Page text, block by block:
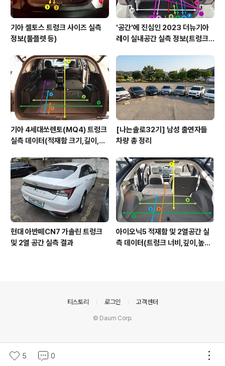
기아 셀토스 트렁크 사이즈 실측
정보(풀플렛 등)
'공간'에 진심인 2023 더뉴기아
레이 실내공간 실측 정보(트렁크,
기아 4세대쏘렌토(MQ4) 트렁크
실측 데이터(적재함 크기,길이,높
[나는솔로32기] 남성 출연자들
차량 총 정리
현대 아반떼CN7 가솔린 트렁크
및 2열 공간 실측 결과
아이오닉5 적재함 및 2열공간 실
측 데이터(트렁크 너비,깊이,높이,
5 0
티스토리 로그인 고객센터
© Daum Corp.